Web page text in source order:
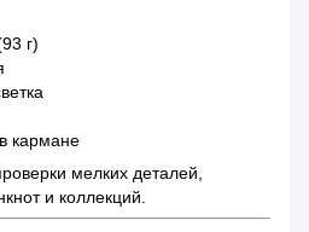
г)
кармане
мелких деталей,
и коллекций.